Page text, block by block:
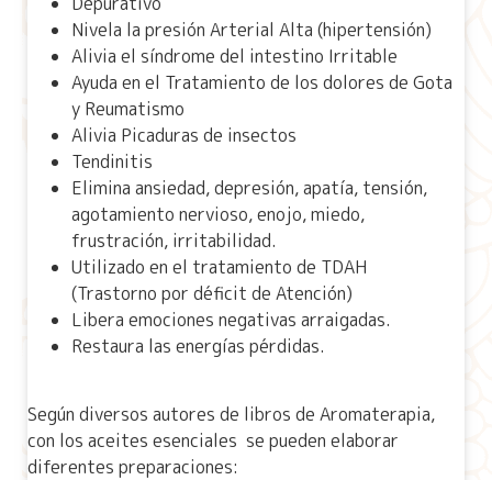
Nivela la presión Arterial Alta (hipertensión)
Alivia el síndrome del intestino Irritable
Ayuda en el Tratamiento de los dolores de Gota
y Reumatismo
Alivia Picaduras de insectos
Tendinitis
Elimina ansiedad, depresión, apatía, tensión,
agotamiento nervioso, enojo, miedo,
frustración, irritabilidad.
Utilizado en el tratamiento de TDAH
(Trastorno por déficit de Atención)
Libera emociones negativas arraigadas.
Restaura las energías pérdidas.
Según diversos autores de libros de Aromaterapia,
con los aceites esenciales se pueden elaborar
diferentes preparaciones: